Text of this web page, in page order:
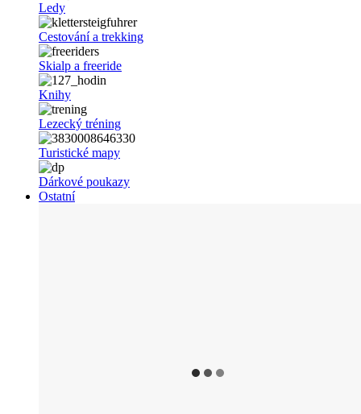
Ledy
Cestování a trekking
Skialp a freeride
Knihy
Lezecký tréning
Turistické mapy
Dárkové poukazy
Ostatní